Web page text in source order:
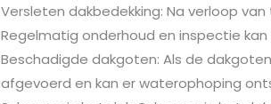
Versleten dakbedekking: Na verloop
Regelmatig onderhoud en inspectie
Beschadigde dakgoten: Als de
afgevoerd en kan er waterophoping